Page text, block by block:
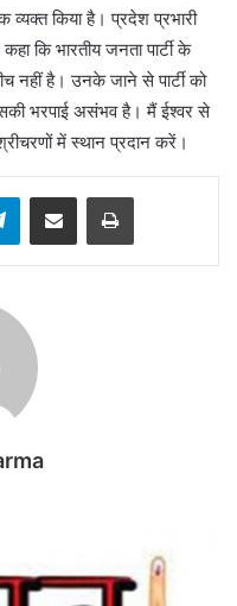
किया है। प्रदेश प्रभारी
कि भारतीय जनता पार्टी के
नहीं है। उनके जाने से पार्टी को
भरपाई असंभव है। मैं ईश्वर से
में स्थान प्रदान करें।
Telegram